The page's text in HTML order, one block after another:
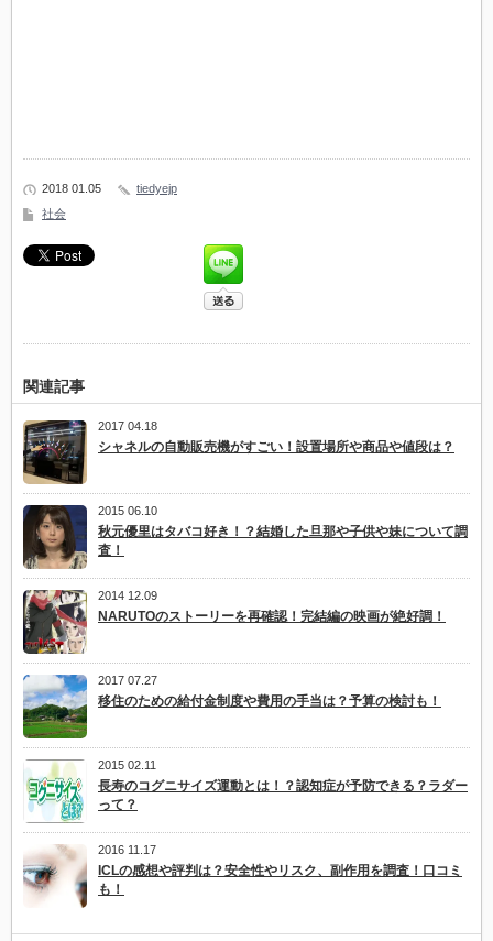
2018 01.05
tiedyejp
社会
関連記事
2017 04.18
シャネルの自動販売機がすごい！設置場所や商品や値段は？
2015 06.10
秋元優里はタバコ好き！？結婚した旦那や子供や妹について調
査！
2014 12.09
NARUTOのストーリーを再確認！完結編の映画が絶好調！
2017 07.27
移住のための給付金制度や費用の手当は？予算の検討も！
2015 02.11
長寿のコグニサイズ運動とは！？認知症が予防できる？ラダー
って？
2016 11.17
ICLの感想や評判は？安全性やリスク、副作用を調査！口コミ
も！